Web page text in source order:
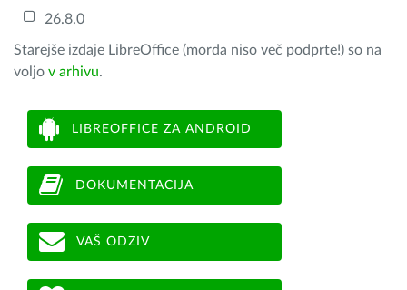
26.8.0
Starejše izdaje LibreOffice (morda niso več podprte!) so na
voljo v arhivu.
LIBREOFFICE ZA ANDROID
DOKUMENTACIJA
VAŠ ODZIV